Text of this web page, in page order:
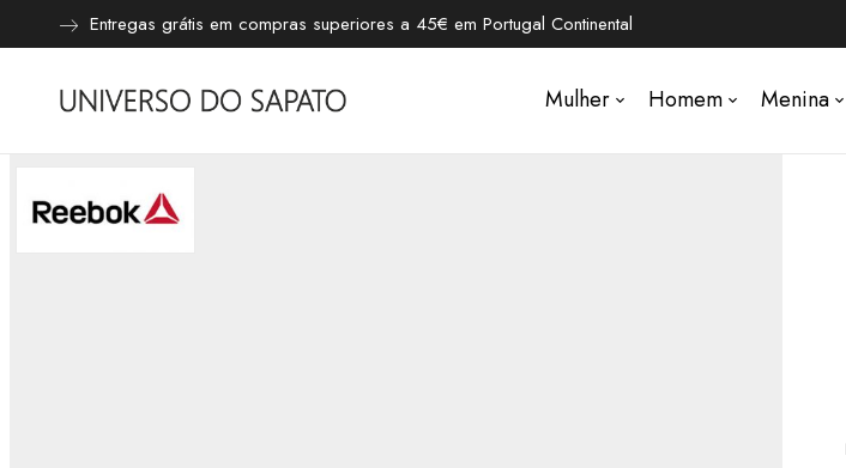
Entregas grátis em compras superiores a 45€ em Portugal Continental
Mulher Homem Menina